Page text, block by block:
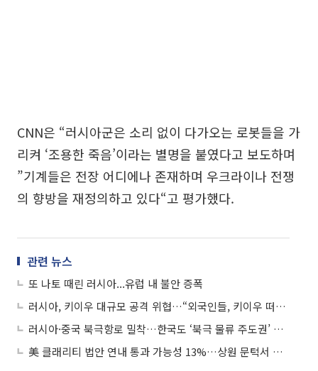
CNN은 “러시아군은 소리 없이 다가오는 로봇들을 가
리켜 ‘조용한 죽음’이라는 별명을 붙였다고 보도하며
”기계들은 전장 어디에나 존재하며 우크라이나 전쟁
의 향방을 재정의하고 있다“고 평가했다.
관련 뉴스
또 나토 때린 러시아...유럽 내 불안 증폭
러시아, 키이우 대규모 공격 위협…“외국인들, 키이우 떠나야 할 것”
러시아·중국 북극항로 밀착…한국도 ‘북극 물류 주도권’ 전략 서둘러야
美 클래리티 법안 연내 통과 가능성 13%…상원 문턱서 제동